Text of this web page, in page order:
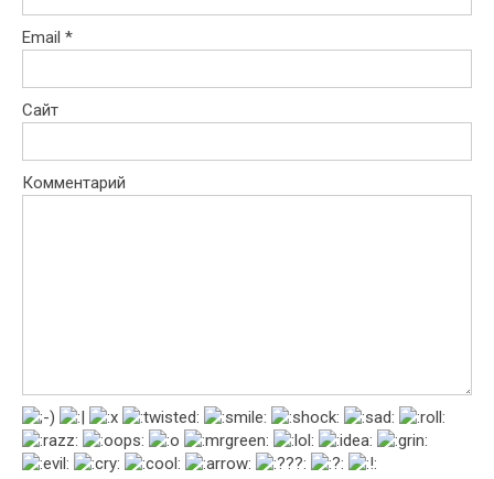
Email *
Сайт
Комментарий